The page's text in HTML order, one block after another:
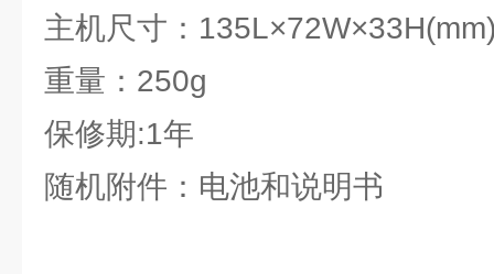
主机尺寸：
重量：250g
保修期:1年
随机附件：电池和说明书